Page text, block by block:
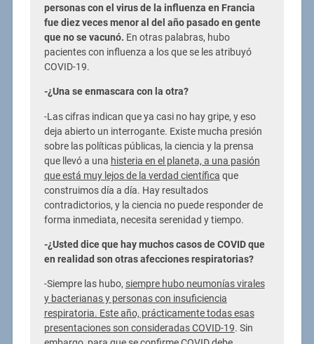
personas con el virus de la influenza en Francia
fue diez veces menor al del año pasado en gente
que no se vacunó. En otras palabras, hubo
pacientes con influenza a los que se les atribuyó
COVID-19.
-¿Una se enmascara con la otra?
-Las cifras indican que ya casi no hay gripe, y eso
deja abierto un interrogante. Existe mucha presión
sobre las políticas públicas, la ciencia y la prensa
que llevó a una histeria en el planeta, a una pasión
que está muy lejos de la verdad científica que
construimos día a día. Hay resultados
contradictorios, y la ciencia no puede responder de
forma inmediata, necesita serenidad y tiempo.
-¿Usted dice que hay muchos casos de COVID que
en realidad son otras afecciones respiratorias?
-Siempre las hubo, siempre hubo neumonías virales
y bacterianas y personas con insuficiencia
respiratoria. Este año, prácticamente todas esas
presentaciones son consideradas COVID-19. Sin